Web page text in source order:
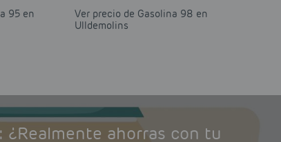
95 en
Ver precio de Gasolina 98 en
Ulldemolins
¿Realmente ahorras con tu